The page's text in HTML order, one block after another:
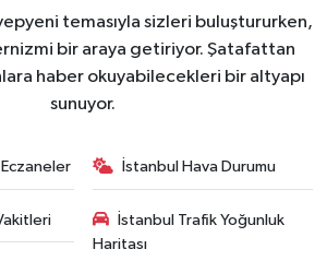
temasıyla sizleri buluştururken,
bir araya getiriyor. Şatafattan
haber okuyabilecekleri bir altyapı
sunuyor.
İstanbul Hava Durumu
İstanbul Trafik Yoğunluk
Haritası